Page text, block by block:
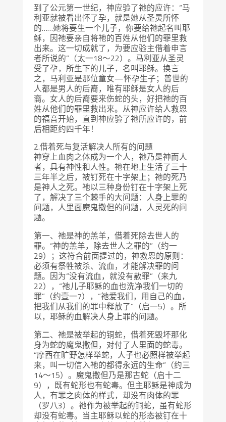
到了公元第一世纪，神应验了祂的应许：“马
利亚就被看出怀了孕，就是她从圣灵所怀
的……她将要生一个儿子，你要给祂起名叫耶
稣，因祂要亲自将祂的百姓从他们的罪里救
出来。这一切成就了，为要应验主借着申言
者所说的”（太一18～22）。马利亚从圣灵
受了孕，所生下的儿子，名叫耶稣。换言
之，马利亚是那位童女—怀孕生子；普世的
人都是男人的后裔，唯有耶稣是女人的后
裔。女人的后裔要来伤蛇的头，好把祂的百
姓从他们的罪里救出来。从神应许给人救恩
的福音开始，直到神应验了祂所应许的，前
后相距约四千年！
2.借着死与复活解决人所有的问题
神穿上血肉之体成为一个人，祂乃是神而人
者，具有神性和人性。祂在地上生活了三十
三年半之后，被钉死在十字架上；祂的死乃
是神人之死。祂以三种身份钉在十字架上死
了，解决了三个棘手的大问题：人身上罪的
问题，人里面魔鬼撒但的问题，人灵死的问
题。
第一、祂是神的羔羊，借着死除去世人的
罪。“神的羔羊，除去世人之罪的”（约一
29）；这符合前面提过的，神救恩的原则：
必须有祭牲被杀、流血，才能解决罪的问
题。因为“没有流血，就没有赦罪”（来九
22），“祂儿子耶稣的血也洗净我们一切的
罪”（约壹一7），“祂爱我们，用自己的血，
把我们从我们的罪中释放了”（启一5）。所
以，耶稣的血解决人身上罪的问题。
第二、祂是被举起的铜蛇，借着死毁坏那化
身为蛇的魔鬼撒但，对付了人里面的蛇毒。
“摩西在旷野怎样举蛇，人子也必照样被举起
来，叫一切信入祂的都得永远的生命”（约三
14～15）。魔鬼撒但乃是那古蛇（启十二
9），既有蛇形也有蛇毒。但主耶稣是神成为
人，有罪之肉体的样式，却没有肉体的罪
（罗八3）。祂作为被举起的铜蛇，虽有蛇形
却没有蛇毒。当主耶稣以蛇的形态被钉在十